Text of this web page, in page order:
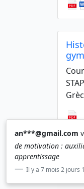
an***@gmail.com
de motivation :
apprentissage
Il y a 7 mois 2 jours